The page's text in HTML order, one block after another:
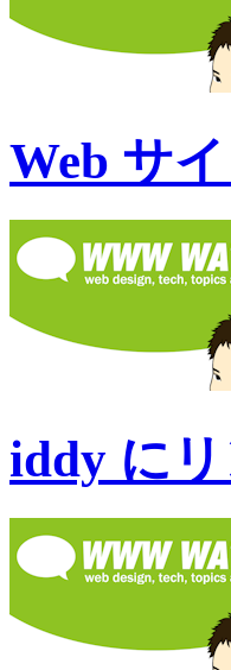
Web サ
iddy に